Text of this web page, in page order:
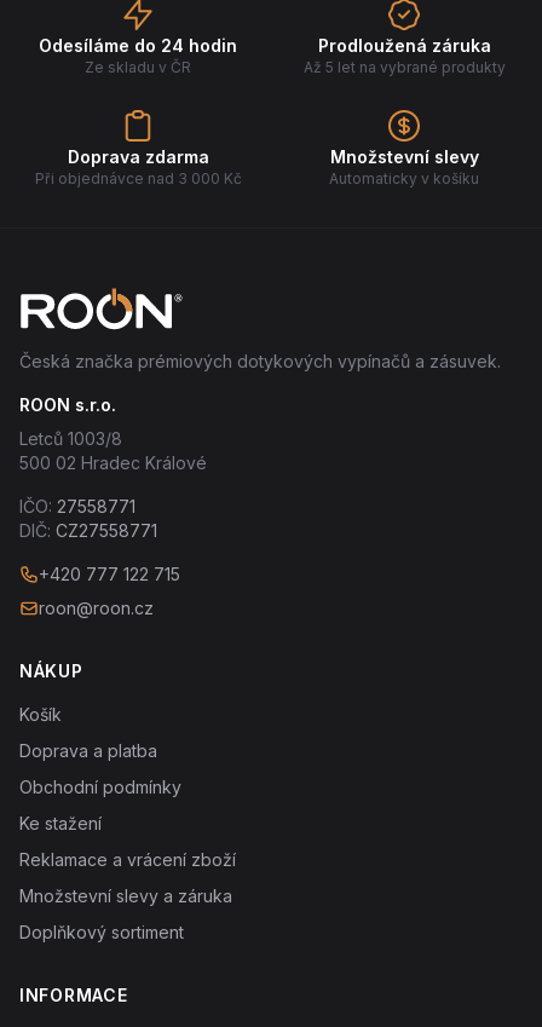
Odesíláme do 24 hodin
Ze skladu v ČR
Prodloužená záruka
Až 5 let na vybrané produkty
Doprava zdarma
Při objednávce nad 3 000 Kč
Množstevní slevy
Automaticky v košíku
Česká značka prémiových dotykových vypínačů a zásuvek.
ROON s.r.o.
Letců 1003/8
500 02 Hradec Králové
IČO: 27558771
DIČ: CZ27558771
+420 777 122 715
roon@roon.cz
NÁKUP
Košík
Doprava a platba
Obchodní podmínky
Ke stažení
Reklamace a vrácení zboží
Množstevní slevy a záruka
Doplňkový sortiment
INFORMACE